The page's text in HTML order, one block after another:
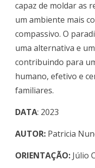
capaz de moldar as
um ambiente mais
compassivo. O
uma alternativa e
contribuindo para
humano, efetivo e
familiares.
DATA: 2023
AUTOR: Patricia
ORIENTAÇÃO: Júlio